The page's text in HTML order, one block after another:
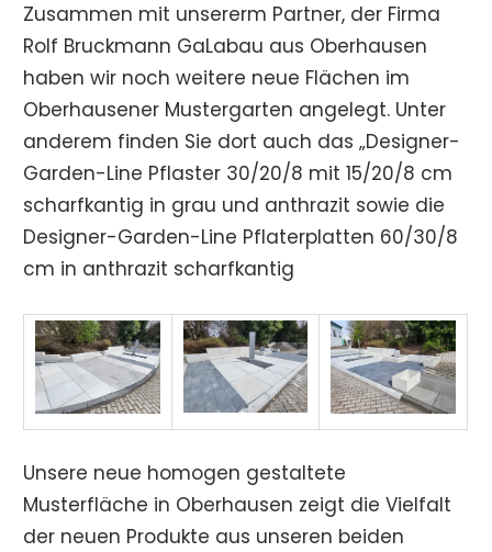
Zusammen mit unsererm Partner, der Firma
Rolf Bruckmann GaLabau aus Oberhausen
haben wir noch weitere neue Flächen im
Oberhausener Mustergarten angelegt. Unter
anderem finden Sie dort auch das „Designer-
Garden-Line Pflaster 30/20/8 mit 15/20/8 cm
scharfkantig in grau und anthrazit sowie die
Designer-Garden-Line Pflaterplatten 60/30/8
cm in anthrazit scharfkantig
Unsere neue homogen gestaltete
Musterfläche in Oberhausen zeigt die Vielfalt
der neuen Produkte aus unseren beiden